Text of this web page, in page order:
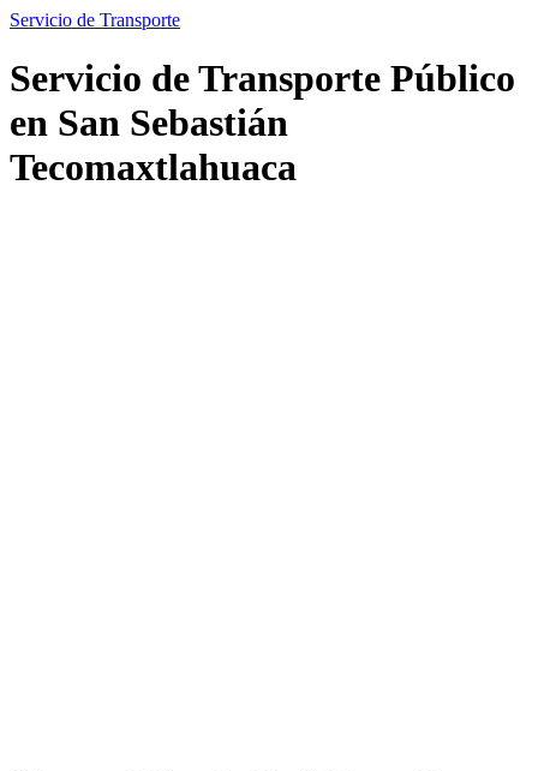
Servicio de Transporte
Servicio de Transporte Público
en San Sebastián
Tecomaxtlahuaca